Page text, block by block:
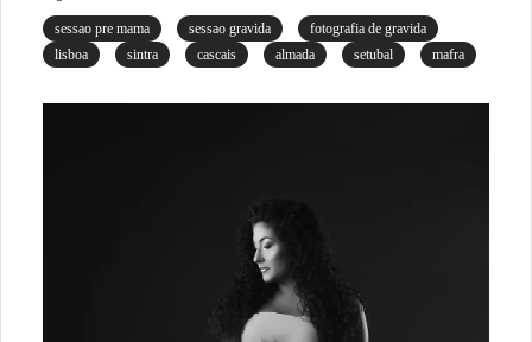
sessao pre mama sessao gravida
fotografia de gravida
lisboa
sintra cascais almada setubal mafra